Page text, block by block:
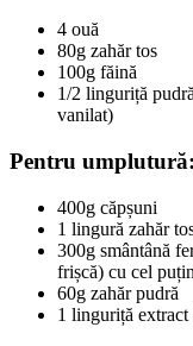
4 ouă
80g zahăr tos
100g făină
1/2 linguriță
vanilat)
Pentru umplutură:
400g căpșuni
1 lingură zahăr
300g smântână
frișcă) cu cel
60g zahăr pudră
1 linguriță